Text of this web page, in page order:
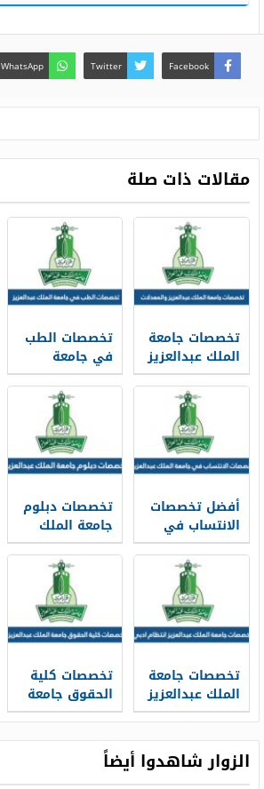
Facebook
Twitter
WhatsApp
مقالات ذات صلة
تخصصات جامعة
الملك عبدالعزيز
والمعدلات
المطلوبة 1448
تخصصات الطب
في جامعة
الملك عبدالعزيز
1447 وشروط
القبول
أفضل تخصصات
الانتساب في
جامعة الملك
عبدالعزيز 1447
تخصصات دبلوم
جامعة الملك
عبدالعزيز 1447
تخصصات جامعة
الملك عبدالعزيز
انتظام ادبي
تخصصات كلية
الحقوق جامعة
الملك عبدالعزيز
المقبولالزوار شاهدوا أيضاً